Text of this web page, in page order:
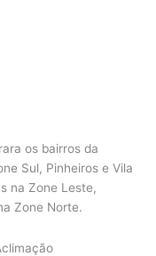
os bairros da
Sul, Pinheiros e Vila
na Zone Leste,
Zone Norte.